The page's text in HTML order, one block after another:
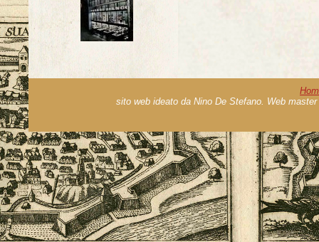
sito web ideato da Nino De Stefano. Web